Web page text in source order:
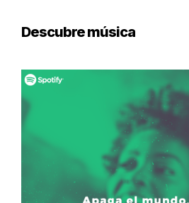
Descubre música